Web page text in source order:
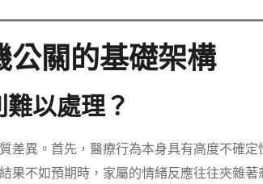
公關的基礎架構
以處理？
差異。首先，醫療行為本身具有高度不確
果不如預期時，家屬的情緒反應往往夾雜